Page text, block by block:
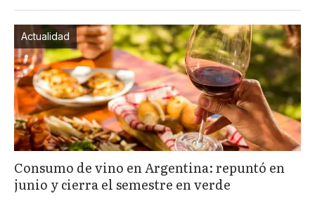
Actualidad
Consumo de vino en Argentina: repuntó en
junio y cierra el semestre en verde